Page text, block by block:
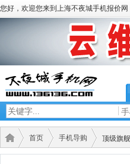
您好，欢迎您来到上海不夜城手机报价
首页 手机导购 顶级旗